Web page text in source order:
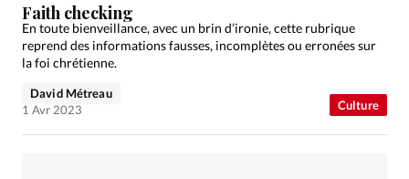
Culture
Faith checking
En toute bienveillance, avec un brin d’ironie, cette rubrique
reprend des informations fausses, incomplètes ou erronées sur
la foi chrétienne.
David Métreau
1 Avr 2023